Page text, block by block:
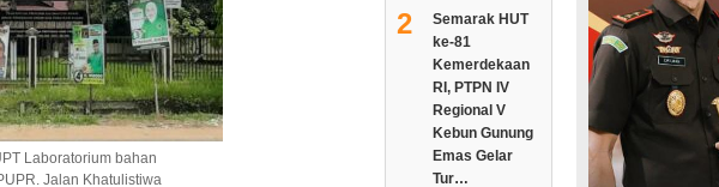
Laboratorium bahan
Jalan Khatulistiwa
2
Semarak HUT
ke-81
Kemerdekaan
RI, PTPN IV
Regional V
Kebun Gunung
Emas Gelar
Tur…